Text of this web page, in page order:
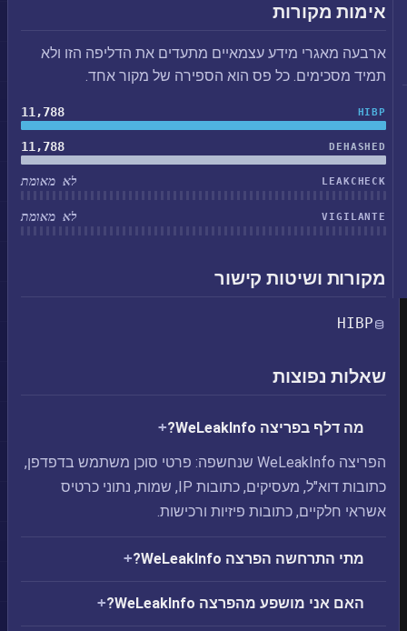
אימות מקורות
ארבעה מאגרי מידע עצמאיים מתעדים את הדליפה הזו ולא
תמיד מסכימים. כל פס הוא הספירה של מקור אחד.
HIBP
11,788
DEHASHED
11,788
LEAKCHECK לא מאומת
VIGILANTE לא מאומת
מקורות ושיטות קישור
HIBP
שאלות נפוצות
מה דלף בפריצה WeLeakInfo?
הפריצה WeLeakInfo שנחשפה: פרטי סוכן משתמש בדפדפן,
כתובות דוא"ל, מעסיקים, כתובות IP, שמות, נתוני כרטיס
אשראי חלקיים, כתובות פיזיות ורכישות.
מתי התרחשה הפרצה WeLeakInfo?
האם אני מושפע מהפרצה WeLeakInfo?